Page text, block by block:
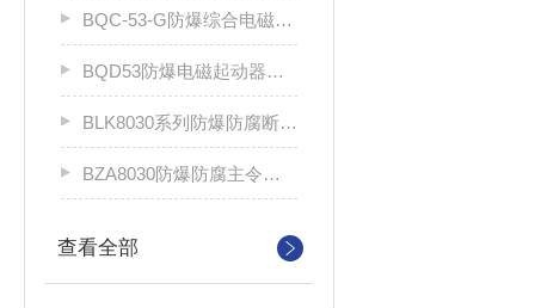
BQC-53-G防爆综合电磁起动器
BQD53防爆电磁起动器（Ⅱ B、Ⅱ C）
BLK8030系列防爆防腐断路器
BZA8030防爆防腐主令控制器
查看全部